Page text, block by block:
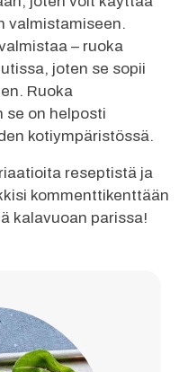
valmistamiseen.
– ruoka
joten se sopii
Ruoka
se on helposti
kotiympäristössä.
reseptistä ja
kommenttikenttään
kalavuoan parissa!